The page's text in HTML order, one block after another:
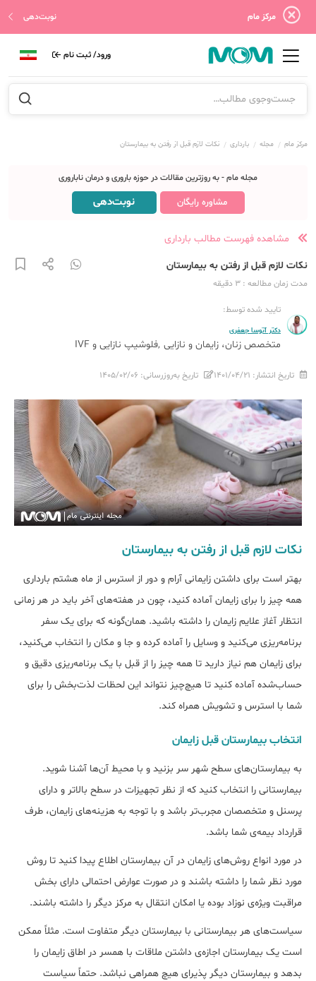
مرکز مام نوبت‌دهی
ورود/ ثبت نام
مرکز مام مجله بارداری نکات لازم قبل از رفتن به بیمارستان
مجله مام - به روزترین مقالات در حوزه باروری و درمان ناباروری
مشاوره رایگان نوبت‌دهی
مشاهده فهرست مطالب بارداری
نکات لازم قبل از رفتن به بیمارستان
مدت زمان مطالعه : 3 دقیقه
تایید شده توسط:
دکتر آتوسا جعفری
متخصص زنان، زایمان و نازایی فلوشیپ نازایی و IVF
تاریخ انتشار: ۱۴۰۱/۰۴/۲۱ تاریخ به‌روزرسانی: ۱۴۰۵/۰۲/۰۶
نکات لازم قبل از رفتن به بیمارستان
بهتر است برای داشتن زایمانی آرام و دور از استرس از ماه هشتم بارداری
همه چیز را برای زایمان آماده کنید، چون در هفته‌های آخر باید در هر زمانی
انتظار آغاز علایم زایمان را داشته باشید. همان‌گونه که برای یک سفر
برنامه‌ریزی می‌کنید و وسایل را آماده کرده و جا و مکان را انتخاب می‌کنید،
برای زایمان هم نیاز دارید تا همه چیز را از قبل با یک برنامه‌ریزی دقیق و
حساب‌شده آماده کنید تا هیچ‌چیز نتواند این لحظات لذت‌بخش را برای
شما با استرس و تشویش همراه کند.
انتخاب بیمارستان قبل زایمان
به بیمارستان‌های سطح شهر سر بزنید و با محیط آن‌ها آشنا شوید.
بیمارستانی را انتخاب کنید که از نظر تجهیزات در سطح بالاتر و دارای
پرسنل و متخصصان مجرب‌تر باشد و با توجه به هزینه‌های زایمان، طرف
قرارداد بیمه‌ی شما باشد.
در مورد انواع روش‌های زایمان در آن بیمارستان اطلاع پیدا کنید تا روش
مورد نظر شما را داشته باشند و در صورت عوارض احتمالی دارای بخش
مراقبت ویژه‌ی نوزاد بوده یا امکان انتقال به مرکز دیگر را داشته باشند.
سیاست‌های هر بیمارستانی با بیمارستان دیگر متفاوت است. مثلاً ممکن
است یک بیمارستان اجازه‌ی داشتن ملاقات با همسر در اطاق زایمان را
بدهد و بیمارستان دیگر پذیرای هیچ همراهی نباشد. حتماً سیاست